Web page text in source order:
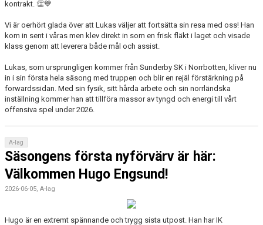
kontrakt. 👏💙
Vi är oerhört glada över att Lukas väljer att fortsätta sin resa med oss! Han
kom in sent i våras men klev direkt in som en frisk fläkt i laget och visade
klass genom att leverera både mål och assist.
Lukas, som ursprungligen kommer från Sunderby SK i Norrbotten, kliver nu
in i sin första hela säsong med truppen och blir en rejäl förstärkning på
forwardssidan. Med sin fysik, sitt hårda arbete och sin norrländska
inställning kommer han att tillföra massor av tyngd och energi till vårt
offensiva spel under 2026.
A-lag
Säsongens första nyförvärv är här:
Välkommen Hugo Engsund!
2026-06-05, A-lag
Hugo är en extremt spännande och trygg sista utpost. Han har IK